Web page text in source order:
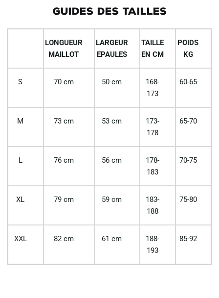
GUIDES DES TAILLES
LONGUEUR
MAILLOT
LARGEUR
EPAULES
TAILLE
EN CM
POIDS
KG
S 70 cm 50 cm
168-
173
60-65
M 73 cm 53 cm
173-
178
65-70
L 76 cm 56 cm
178-
183
70-75
XL 79 cm 59 cm
183-
188
75-80
XXL 82 cm 61 cm
188-
193
85-92